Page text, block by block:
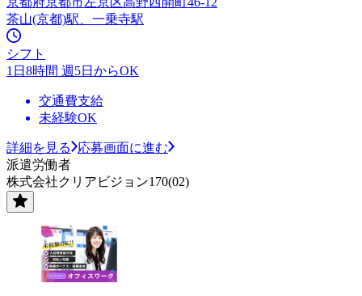
茶山(京都)駅、一乗寺駅
シフト
1日8時間 週5日からOK
交通費支給
未経験OK
詳細を見る
応募画面に進む
派遣労働者
株式会社クリアビジョン170(02)